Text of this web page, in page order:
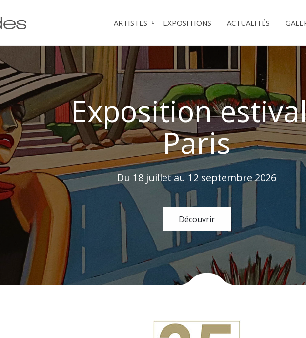
ARTISTES EXPOSITIONS ACTUALITÉS
Exposition « Un air
Lyon